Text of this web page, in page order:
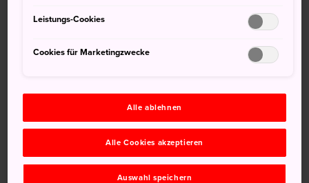
Veranstaltungswebsitehttps://summersonic.com/ .
Nicht verpassen
weltberühmtesten Künstler und Musiker
Leistungs-Cookies
Cookies für Marketingzwecke
Alle ablehnen
Alle Cookies akzeptieren
Auswahl speichern